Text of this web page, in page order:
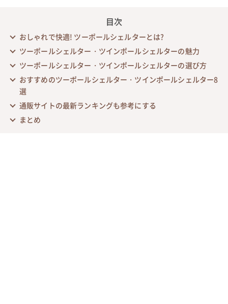
目次
おしゃれで快適! ツーポールシェルターとは?
ツーポールシェルター・ツインポールシェルターの魅力
ツーポールシェルター・ツインポールシェルターの選び方
おすすめのツーポールシェルター・ツインポールシェルター8
選
通販サイトの最新ランキングも参考にする
まとめ